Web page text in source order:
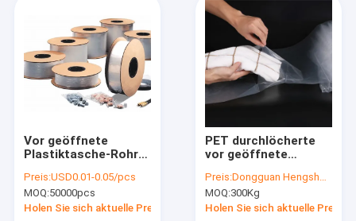
Vor geöffnete
Plastiktasche-Rohr-
undurchsichtige
Schultaschen HDPE-
LDPE
Preis:USD0.01-0.05/pcs
MOQ:50000pcs
Holen Sie sich aktuelle Preis
PET durchlöcherte
vor geöffnete
einer
Rollenbrandwunden-
Seiten-Öffnung
Preis:Dongguan Hengsheng Polybag
MOQ:300Kg
Holen Sie sich aktuelle Preis